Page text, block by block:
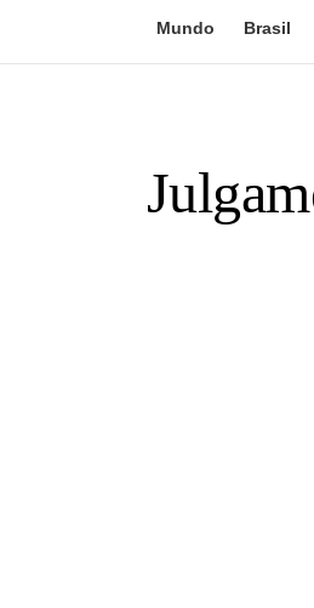
Mundo Brasil